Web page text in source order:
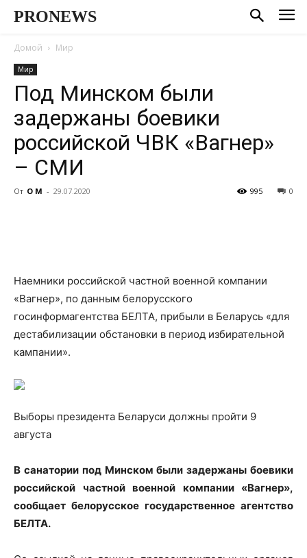
PRONEWS
Домой Мир
Мир
Под Минском были
задержаны боевики
российской ЧВК «Вагнер»
– СМИ
От О М - 29.07.2020 0
995
Наемники российской частной военной компании
«Вагнер», по данным белорусского
госинформагентства БЕЛТА, прибыли в Беларусь «для
дестабилизации обстановки в период избирательной
кампании».
Выборы президента Беларуси должны пройти 9
августа
В санатории под Минском были задержаны боевики
российской частной военной компании «Вагнер»,
сообщает белорусское государственное агентство
БЕЛТА.